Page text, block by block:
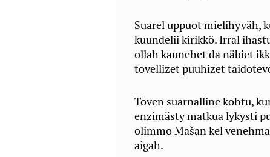
Suarel uppuot mielihyväh,
kuundelii kirikkö. Irral
ollah kaunehet da näbiet
tovellizet puuhizet
Toven suarnalline kohtu,
enzimästy matkua lykysti
olimmo Mašan kel
aigah.